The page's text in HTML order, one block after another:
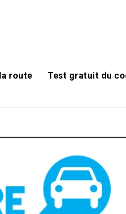
route Test gratuit du